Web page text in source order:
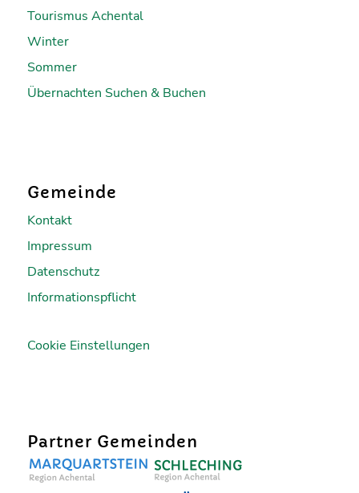
Tourismus Achental
Winter
Sommer
Übernachten Suchen & Buchen
Gemeinde
Kontakt
Impressum
Datenschutz
Informationspflicht
Cookie Einstellungen
Partner Gemeinden